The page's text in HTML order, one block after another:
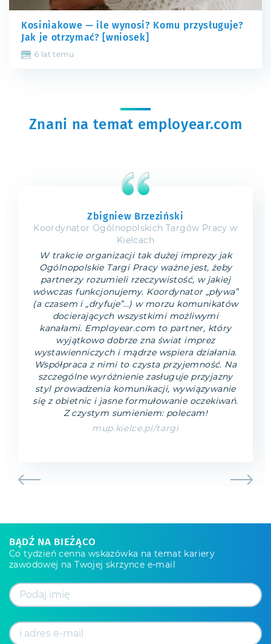
Kosiniakowe — ile wynosi? Komu przysługuje?
Jak je otrzymać? [wniosek]
6 lat temu
Znani na temat employear.com
Zbigniew Brzeziński
Koordynator Ogólnopolskich Targów Pracy w
Kielcach
W trakcie organizacji tak dużej imprezy jak
Ogólnopolskie Targi Pracy ważne jest, żeby
partnerzy rozumieli rzeczywistość, w jakiej
wówczas funkcjonujemy. Koordynator „pływa”
(a czasem i „dryfuje”…) w morzu komunikatów
docierających wszystkimi możliwymi
kanałami. Employear.com to partner, który
wyjątkowo dobrze zna świat imprez
wystawienniczych i mądrze wspiera działania.
Współpraca z nimi to czysta przyjemność. Na
szczególne wyróżnienie zasługuje przyjazny
styl prowadzenia komunikacji, wywiązywanie
się z obietnic i jasne formułowanie oczekiwań.
Z czystym sumieniem: polecam!
mup.kielce.pl/targi
BĄDŹ NA BIEŻĄCO
Co tydzień cenna wskazówka na temat kariery
zawodowej na Twojej skrzynce e-mail